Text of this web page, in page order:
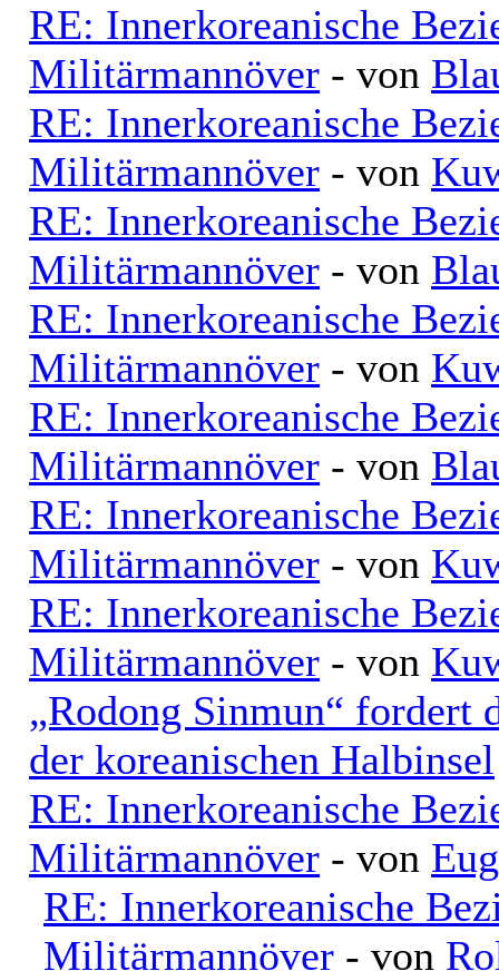
RE: Innerkoreanische
Militärmannöver - von
RE: Innerkoreanische
Militärmannöver - von
RE: Innerkoreanische
Militärmannöver - von
RE: Innerkoreanische
Militärmannöver - von
RE: Innerkoreanische
Militärmannöver - von
RE: Innerkoreanische
Militärmannöver - von
RE: Innerkoreanische
Militärmannöver - von
„Rodong Sinmun“ fordert
der koreanischen Halbinsel
RE: Innerkoreanische
Militärmannöver - von
RE: Innerkoreanische
Militärmannöver - von